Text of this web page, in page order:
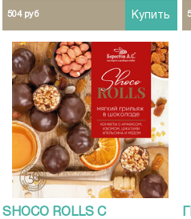
504 руб Купить
SHOCO ROLLS С